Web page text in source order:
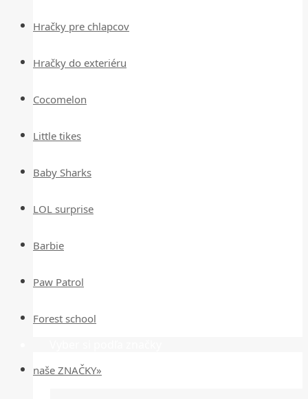
Hračky pre chlapcov
Hračky do exteriéru
Cocomelon
Little tikes
Baby Sharks
LOL surprise
Barbie
Paw Patrol
Forest school
naše ZNAČKY»